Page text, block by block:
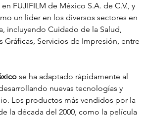
FUJIFILM de México S.A. de C.V., y
un líder en los diversos sectores en
incluyendo Cuidado de la Salud,
Gráficas, Servicios de Impresión, entre
se ha adaptado rápidamente al
nuevas tecnologías y
Los productos más vendidos por la
la década del 2000, como la película